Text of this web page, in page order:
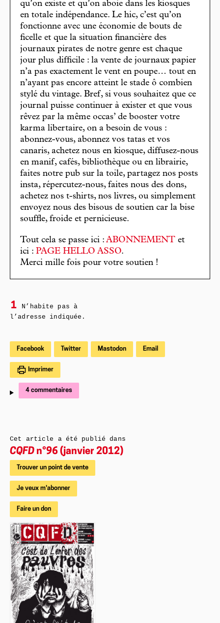
qu’on existe et qu’on aboie dans les kiosques
en totale indépendance. Le hic, c’est qu’on
fonctionne avec une économie de bouts de
ficelle et que la situation financière des
journaux pirates de notre genre est chaque
jour plus difficile : la vente de journaux papier
n’a pas exactement le vent en poupe… tout en
n’ayant pas encore atteint le stade ô combien
stylé du vintage. Bref, si vous souhaitez que ce
journal puisse continuer à exister et que vous
rêvez par la même occas’ de booster votre
karma libertaire, on a besoin de vous :
abonnez-vous, abonnez vos tatas et vos
canaris, achetez nous en kiosque, diffusez-nous
en manif, cafés, bibliothèque ou en librairie,
faites notre pub sur la toile, partagez nos posts
insta, répercutez-nous, faites nous des dons,
achetez nos t-shirts, nos livres, ou simplement
envoyez nous des bisous de soutien car la bise
souffle, froide et pernicieuse.
Tout cela se passe ici : ABONNEMENT et
ici : PAGE HELLO ASSO.
Merci mille fois pour votre soutien !
1
N’habite pas à
l’adresse indiquée.
Facebook Twitter Mastodon Email
Imprimer
4 commentaires
Cet article a été publié dans
CQFD n°96 (janvier 2012)
Trouver un point de vente
Je veux m'abonner
Faire un don